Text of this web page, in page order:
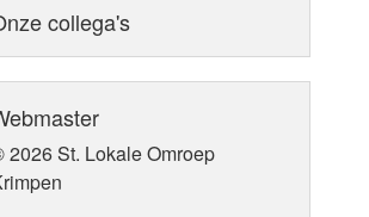
collega's
2026 St. Lokale Omroep